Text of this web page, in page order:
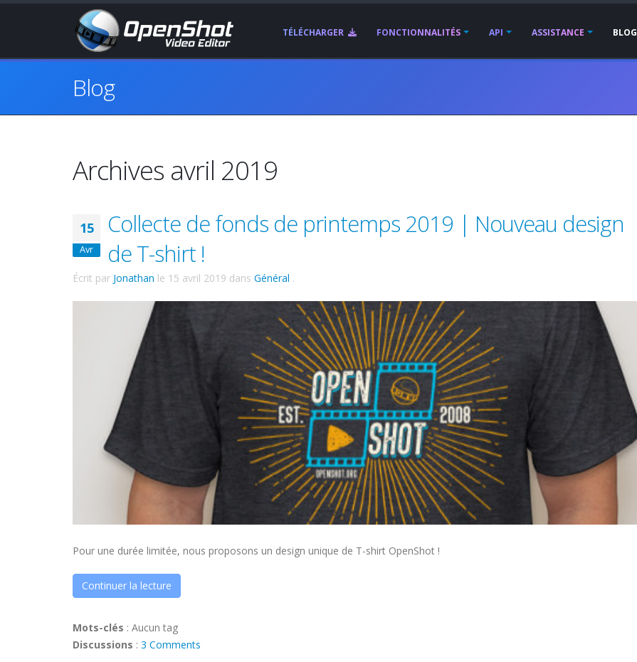
TÉLÉCHARGER FONCTIONNALITÉS API ASSISTANCE BLOG
Blog
Archives avril 2019
15
Avr
Collecte de fonds de printemps 2019 | Nouveau design
de T-shirt !
Écrit par Jonathan le 15 avril 2019 dans Général .
Pour une durée limitée, nous proposons un design unique de T-shirt OpenShot !
Continuer la lecture
Mots-clés : Aucun tag
Discussions : 3 Comments